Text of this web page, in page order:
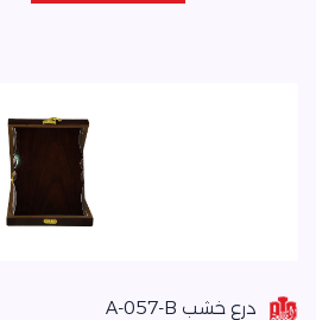
استعراض المنتج
درع خشب A-057-B